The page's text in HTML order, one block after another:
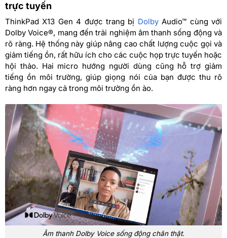
trực tuyến
ThinkPad X13 Gen 4 được trang bị DolbyAudio™ cùng với
Dolby Voice®, mang đến trải nghiệm âm thanh sống động và
rõ ràng. Hệ thống này giúp nâng cao chất lượng cuộc gọi và
giảm tiếng ồn, rất hữu ích cho các cuộc họp trực tuyến hoặc
hội thảo. Hai micro hướng người dùng cũng hỗ trợ giảm
tiếng ồn môi trường, giúp giọng nói của bạn được thu rõ
ràng hơn ngay cả trong môi trường ồn ào.
Âm thanh Dolby Voice sống động chân thật.